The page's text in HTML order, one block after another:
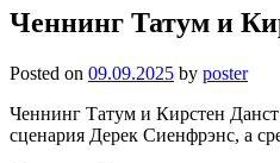
Ченнинг Татум и
Posted on 09.09.2025 by poster
Ченнинг Татум и Кирстен
сценария Дерек Сиенфрэнс, а